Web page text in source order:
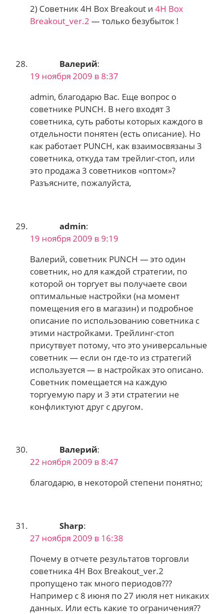
2) Советник 4H Box Breakout и4H Box
Breakout_ver.2 — только безубыток !
Валерий:
19 ноября 2009 в 8:37
admin, благодарю Вас. Еще вопрос о
советнике PUNCH. В него входят 3
советника, суть работы которых каждого в
отдельности понятен (есть описание). Но
как работает PUNCH, как взаимосвязаны 3
советника, откуда там трейлиг-стоп, или
это продажа 3 советников «оптом»?
Разъясните, пожалуйста,
admin:
19 ноября 2009 в 9:19
Валерий, советник PUNCH — это один
советник, но для каждой стратегии, по
которой он торгует вы получаете свои
оптимальные настройки (на момент
помещения его в магазин) и подробное
описание по использованию советника с
этими настройками. Трейлинг-стоп
присутвует потому, что это универсальные
советник — если он где-то из стратегий
используется — в настройках это описано.
Советник помещается на каждую
торгуемую пару и 3 эти стратегии не
конфликтуют друг с другом.
Валерий:
22 ноября 2009 в 8:47
благодарю, в некоторой степени понятно;
Sharp:
27 ноября 2009 в 16:38
Почему в отчете результатов торговли
советника 4H Box Breakout_ver.2
пропущено так много периодов???
Например с 8 июня по 27 июля нет никаких
данных. Или есть какие то ограничения??